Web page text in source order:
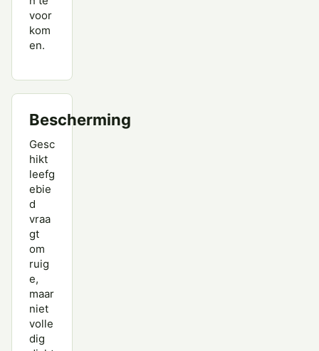
voor
kom
en.
Bescherming
Gesc
hikt
leefg
ebie
d
vraa
gt
om
ruig
e,
maar
niet
volle
dig